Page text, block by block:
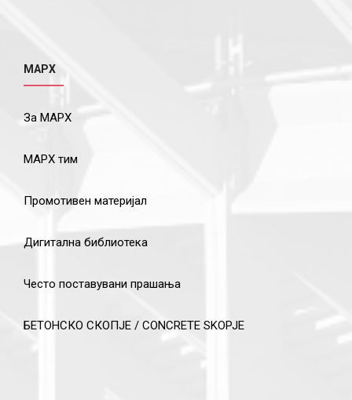
МАРХ
За МАРХ
МАРХ тим
Промотивен материјал
Дигитална библиотека
Често поставувани прашања
БЕТОНСКО СКОПЈЕ / CONCRETE SKOPJE